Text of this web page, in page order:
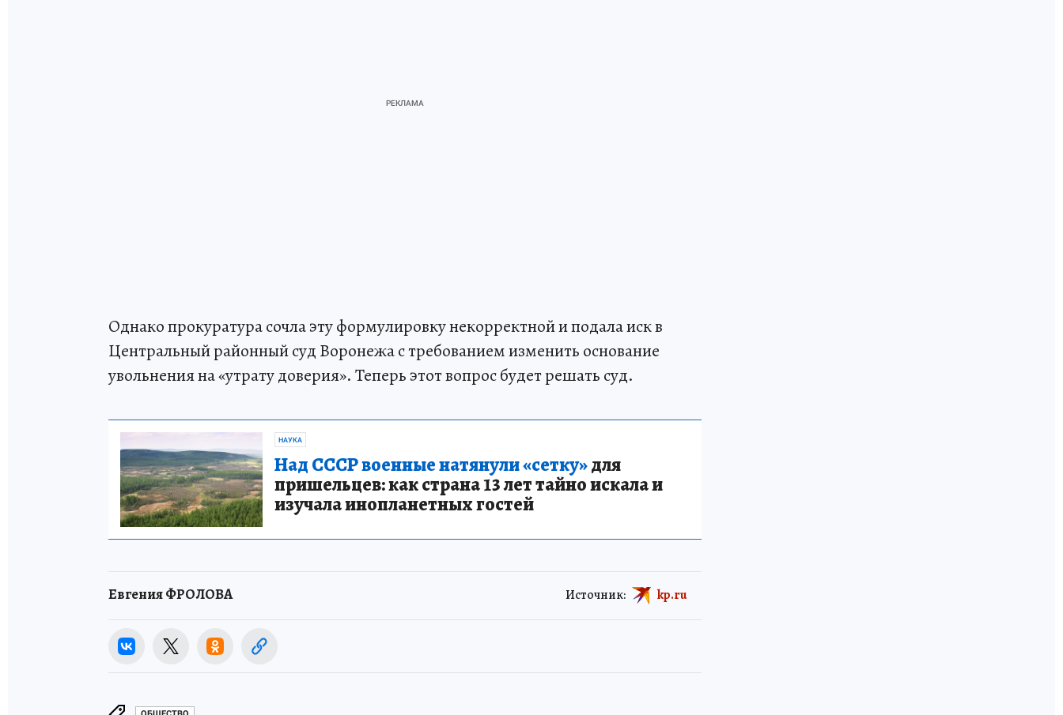
Однако прокуратура сочла эту формулировку некорректной и подала иск в
Центральный районный суд Воронежа с требованием изменить основание
увольнения на «утрату доверия». Теперь этот вопрос будет решать суд.
НАУКА
Над СССР военные натянули «сетку»для
пришельцев: как страна 13 лет тайно искала и
изучала инопланетных гостей
Евгения ФРОЛОВА Источник: kp.ru